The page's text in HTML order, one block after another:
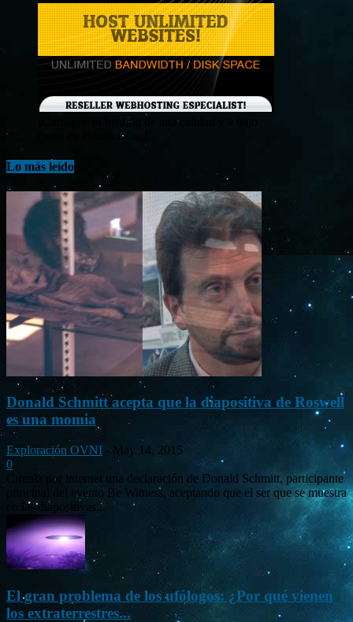
¡Consigue tu hosting de alta calidad y a bajo
costo en Banahosting!
Lo más leído
Donald Schmitt acepta que la diapositiva de Roswell
es una momia
Exploración OVNI - May 14, 2015
0
Circula por internet una declaración de Donald Schmitt, participante
principal del evento Be Witness, aceptando que el ser que se muestra
en las diapositivas...
El gran problema de los ufólogos: ¿Por qué vienen
los extraterrestres...